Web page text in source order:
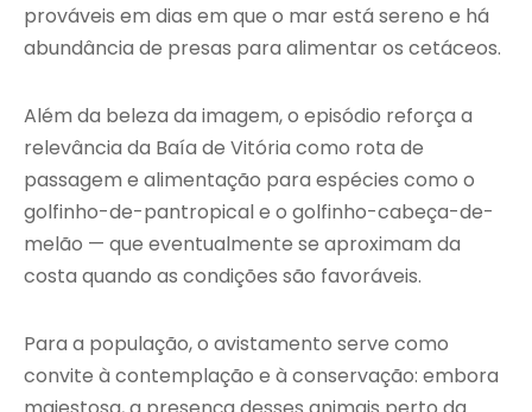
prováveis em dias em que o mar está sereno e há
abundância de presas para alimentar os cetáceos.
Além da beleza da imagem, o episódio reforça a
relevância da Baía de Vitória como rota de
passagem e alimentação para espécies como o
golfinho-de-pantropical e o golfinho-cabeça-de-
melão — que eventualmente se aproximam da
costa quando as condições são favoráveis.
Para a população, o avistamento serve como
convite à contemplação e à conservação: embora